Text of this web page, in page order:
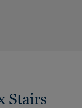
Stairs